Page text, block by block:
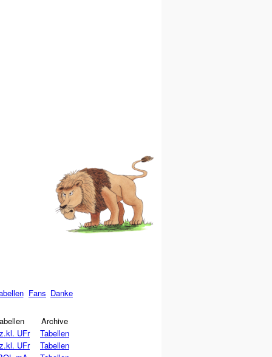
Fans Danke
Archive
UFr
Tabellen
UFr
Tabellen